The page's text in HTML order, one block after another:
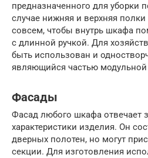
предназначенного для уборки
случае нижняя и верхняя полки
совсем, чтобы внутрь шкафа
с длинной ручкой. Для
быть использован и
являющийся частью
Фасады
Фасад любого шкафа отвечает
характеристики изделия. Он
дверных полотен, но могут
секции. Для изготовления